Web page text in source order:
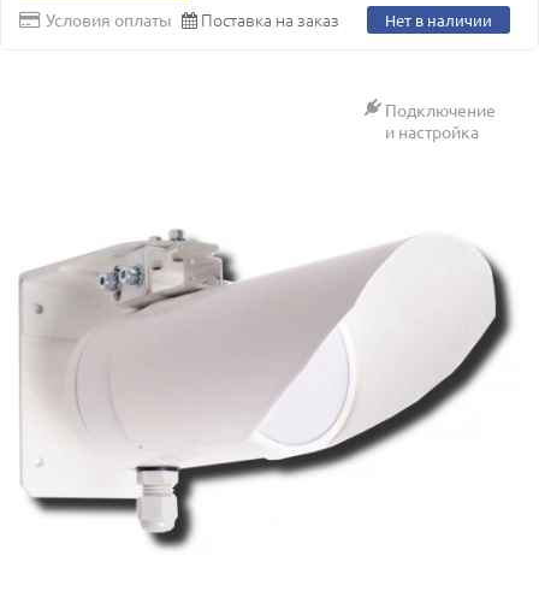
Условия оплаты Поставка на заказ Нет в наличии
Подключение
и настройка